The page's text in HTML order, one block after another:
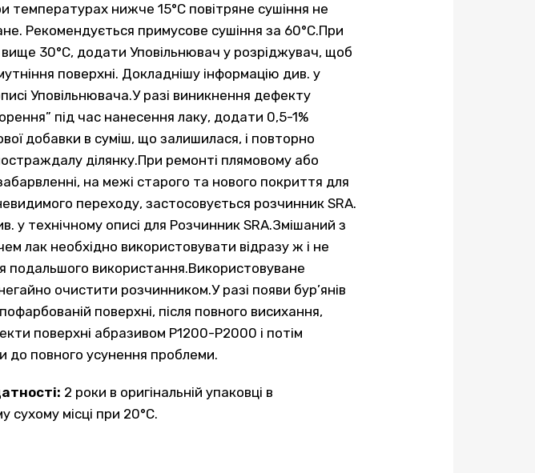
температурах нижче 15°С повітряне сушіння не
Рекомендується примусове сушіння за 60°С.При
30°С, додати Уповільнювач у розріджувач, щоб
поверхні. Докладнішу інформацію див. у
Уповільнювача.У разі виникнення дефекту
під час нанесення лаку, додати 0,5-1%
добавки в суміш, що залишилася, і повторно
ділянку.При ремонті плямовому або
на межі старого та нового покриття для
переходу, застосовується розчинник SRA.
у технічному описі для Розчинник SRA.Змішаний з
лак необхідно використовувати відразу ж і не
подальшого використання.Використовуване
очистити розчинником.У разі появи бур’янів
поверхні, після повного висихання,
поверхні абразивом Р1200-Р2000 і потім
до повного усунення проблеми.
2 роки в оригінальній упаковці в
сухому місці при 20°С.